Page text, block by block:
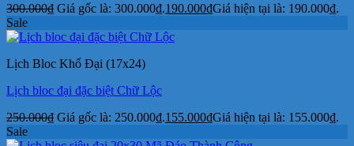
300.000₫ Giá gốc là: 300.000₫.190.000₫Giá hiện tại là: 190.000₫.
Sale
Lịch Bloc Khổ Đại (17x24)
Lịch bloc đại đặc biệt Chữ Lộc
250.000₫ Giá gốc là: 250.000₫.155.000₫Giá hiện tại là: 155.000₫.
Sale